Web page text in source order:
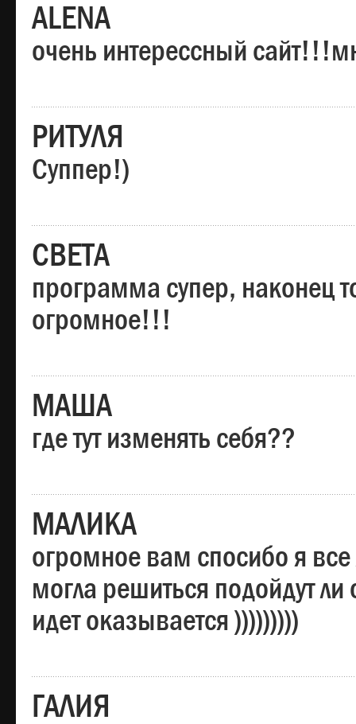
ALENA
очень интерессный
РИТУЛЯ
Суппер!)
СВЕТА
программа супер, наконец
огромное!!!
МАША
где тут изменять себя??
МАЛИКА
огромное вам спосибо я
могла решиться подойдут ли
идет оказывается )))))))))
ГАЛИЯ